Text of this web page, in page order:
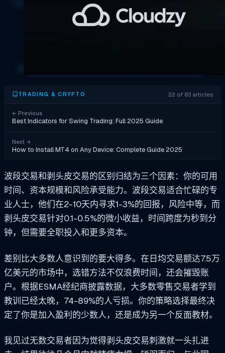
TRADING & CRYPTO 22 of 83 articles
← Previous
Best Indicators for Swing Trading: Full 2025 Guide
Next →
How to Install MT4 on Any Device: Complete Guide 2025
波段交易和剥头皮交易的区别归结为三个因素：你的可用
时间、资本规模和风险承受能力。波段交易适合忙碌的专
业人士，他们在2-10天内寻求1-3%的回报，风险中等，而
剥头皮交易针对0.1-0.5%的微小收益，时间跨度为秒到分
钟，但需要全职投入和更多资本。
差别比大多数人意识到的要大得多。在日均交易额达7.5万
亿美元的市场中，选错方法不仅浪费时间，还会摧毁账
户。根据ESMA经纪商披露数据，大多数零售交易者学到
教训已经太晚，74-89%的人亏损。你的策略选择最终决
定了你是加入盈利的少数人，还是成为另一个反面教材。
我见过无数交易者因为觉得剥头皮交易刺激就一头扎进